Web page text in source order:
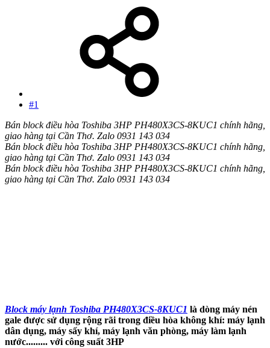
#1
Bán block điều hòa Toshiba 3HP PH480X3CS-8KUC1 chính hãng,
giao hàng tại Cần Thơ. Zalo 0931 143 034
Bán block điều hòa Toshiba 3HP PH480X3CS-8KUC1 chính hãng,
giao hàng tại Cần Thơ. Zalo 0931 143 034
Bán block điều hòa Toshiba 3HP PH480X3CS-8KUC1 chính hãng,
giao hàng tại Cần Thơ. Zalo 0931 143 034
Block máy lạnh Toshiba PH480X3CS-8KUC1 là dòng máy nén
gale được sử dụng rộng rãi trong điều hòa không khí: máy lạnh
dân dụng, máy sấy khí, máy lạnh văn phòng, máy làm lạnh
nước......... với công suất 3HP